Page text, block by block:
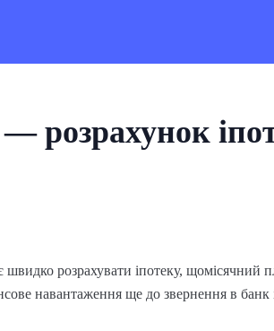
розрахунок
розрахувати іпотеку, щомісячний
навантаження ще до звернення в банк